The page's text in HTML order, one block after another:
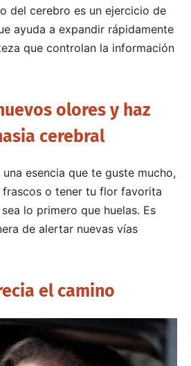
del cerebro es un ejercicio de
ayuda a expandir rápidamente
que controlan la información
olores y haz
cerebral
esencia que te guste mucho,
frascos o tener tu flor favorita
lo primero que huelas. Es
de alertar nuevas vías
el camino